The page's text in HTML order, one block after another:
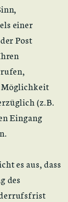
einer
Post
Möglichkeit
(z.B.
Eingang
es aus, dass
des